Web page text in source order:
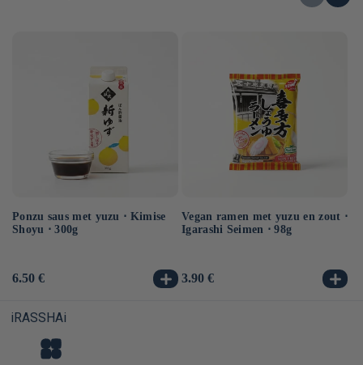
Ponzu saus met yuzu ⋅ Kimise
Shoyu ⋅ 300g
Normale
6.50 €
Vegan ramen met yuzu en zout ⋅
Igarashi Seimen ⋅ 98g
Normale
3.90 €
iRASSHAi